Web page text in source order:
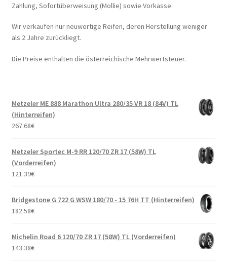
Zahlung, Sofortüberweisung (Mollie) sowie Vorkasse.
Wir verkaufen nur neuwertige Reifen, deren Herstellung weniger
als 2 Jahre zurückliegt.
Die Preise enthalten die österreichische Mehrwertsteuer.
Metzeler ME 888 Marathon Ultra 280/35 VR 18 (84V) TL
(Hinterreifen)
267.68€
Metzeler Sportec M-9 RR 120/70 ZR 17 (58W) TL
(Vorderreifen)
121.39€
Bridgestone G 722 G WSW 180/70 - 15 76H TT (Hinterreifen)
182.58€
Michelin Road 6 120/70 ZR 17 (58W) TL (Vorderreifen)
143.38€